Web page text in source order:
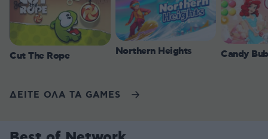
Cut The Rope Northern Heights Candy
ΔΕΙΤΕ ΟΛΑ ΤΑ GAMES